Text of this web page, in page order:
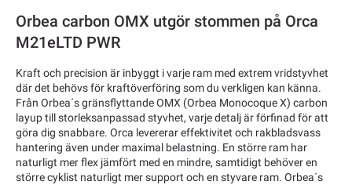
Orbea carbon OMX utgör stommen på Orca
M21eLTD PWR
Kraft och precision är inbyggt i varje ram med extrem vridstyvhet
där det behövs för kraftöverföring som du verkligen kan känna.
Från Orbea´s gränsflyttande OMX (Orbea Monocoque X) carbon
layup till storleksanpassad styvhet, varje detalj är förfinad för att
göra dig snabbare. Orca levererar effektivitet och rakbladsvass
hantering även under maximal belastning. En större ram har
naturligt mer flex jämfört med en mindre, samtidigt behöver en
större cyklist naturligt mer support och en styvare ram. Orbea´s